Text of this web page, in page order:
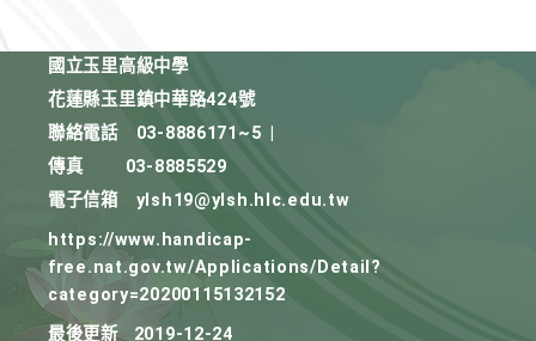
國立玉里高級中學
花蓮縣玉里鎮中華路424號
聯絡電話
03-8886171~5
傳真
03-8885529
電子信箱
ylsh19@ylsh.hlc.edu.tw
https://www.handicap-
free.nat.gov.tw/Applications/Detail?
category=20200115132152
最後更新
2019-12-24